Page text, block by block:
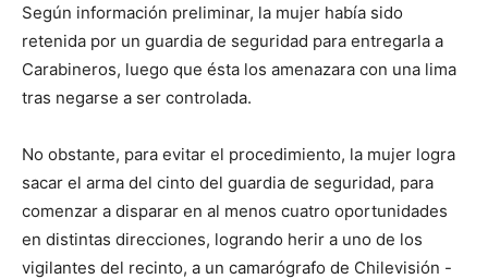
Según información preliminar, la mujer había sido
retenida por un guardia de seguridad para entregarla a
Carabineros, luego que ésta los amenazara con una lima
tras negarse a ser controlada.
No obstante, para evitar el procedimiento, la mujer logra
sacar el arma del cinto del guardia de seguridad, para
comenzar a disparar en al menos cuatro oportunidades
en distintas direcciones, logrando herir a uno de los
vigilantes del recinto, a un camarógrafo de Chilevisión -